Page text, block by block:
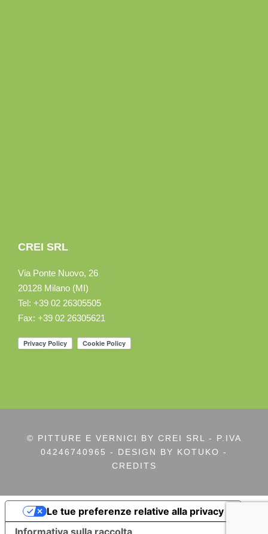
CREI SRL
Via Ponte Nuovo, 26
20128 Milano (MI)
Tel: +39 02 26305505
Fax: +39 02 26305621
© PITTURE E VERNICI BY CREI SRL - P.IVA
04246740965 - DESIGN BY KOTUKO -
CREDITS
Informativa sulla raccolta
Le tue preferenze relative alla privacy